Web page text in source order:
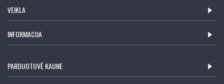
VEIKLA
INFORMACIJA
PARDUOTUVĖ KAUNE